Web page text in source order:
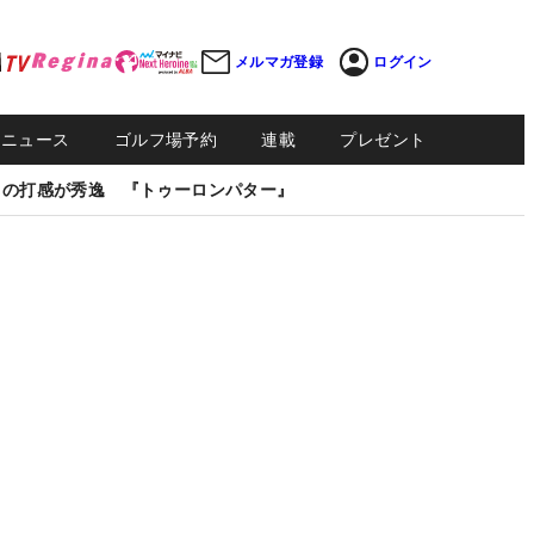
メルマガ登録 ログイン
ュース ゴルフ場予約 連載 プレゼント
打感が秀逸 『トゥーロンパター』